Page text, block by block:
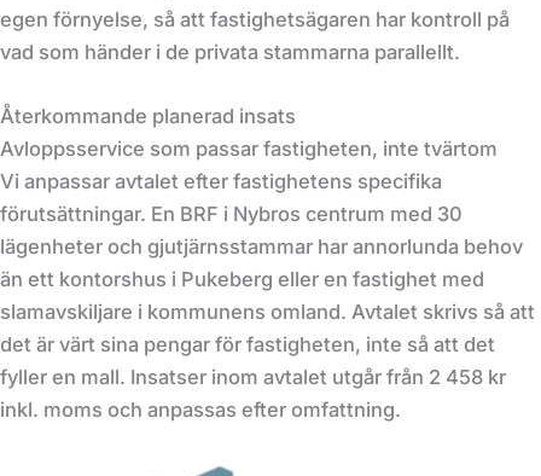
egen förnyelse, så att fastighetsägaren har kontroll på
vad som händer i de privata stammarna parallellt.
Återkommande planerad insats
Avloppsservice som passar fastigheten, inte tvärtom
Vi anpassar avtalet efter fastighetens specifika
förutsättningar. En BRF i Nybros centrum med 30
lägenheter och gjutjärnsstammar har annorlunda behov
än ett kontorshus i Pukeberg eller en fastighet med
slamavskiljare i kommunens omland. Avtalet skrivs så att
det är värt sina pengar för fastigheten, inte så att det
fyller en mall. Insatser inom avtalet utgår från 2 458 kr
inkl. moms och anpassas efter omfattning.